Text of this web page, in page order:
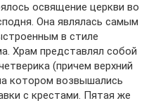
освящение церкви во
Она являлась самым
в стиле
Храм представлял собой
(причем верхний
котором возвышались
с крестами. Пятая же